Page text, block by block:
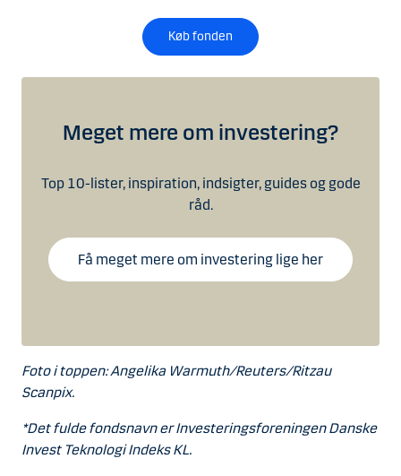
Køb fonden
Meget mere om investering?
Top 10-lister, inspiration, indsigter, guides og gode
råd.
Få meget mere om investering lige her
Foto i toppen: Angelika Warmuth/Reuters/Ritzau
Scanpix.
*Det fulde fondsnavn er Investeringsforeningen Danske
Invest Teknologi Indeks KL.